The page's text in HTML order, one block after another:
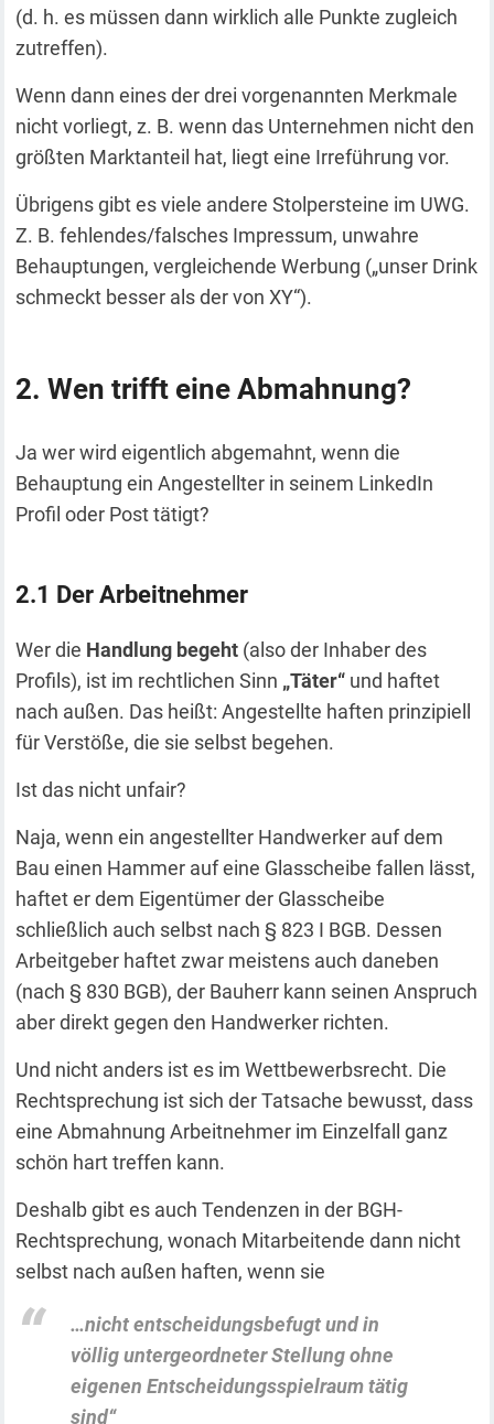
(d. h. es müssen dann wirklich alle Punkte zugleich
zutreffen).
Wenn dann eines der drei vorgenannten Merkmale
nicht vorliegt, z. B. wenn das Unternehmen nicht den
größten Marktanteil hat, liegt eine Irreführung vor.
Übrigens gibt es viele andere Stolpersteine im UWG.
Z. B. fehlendes/falsches Impressum, unwahre
Behauptungen, vergleichende Werbung („unser Drink
schmeckt besser als der von XY“).
Wen trifft eine Abmahnung?
Ja wer wird eigentlich abgemahnt, wenn die
Behauptung ein Angestellter in seinem LinkedIn
Profil oder Post tätigt?
Der Arbeitnehmer
Wer die Handlung begeht (also der Inhaber des
Profils), ist im rechtlichen Sinn „Täter“ und haftet
nach außen. Das heißt: Angestellte haften prinzipiell
für Verstöße, die sie selbst begehen.
Ist das nicht unfair?
Naja, wenn ein angestellter Handwerker auf dem
Bau einen Hammer auf eine Glasscheibe fallen lässt,
haftet er dem Eigentümer der Glasscheibe
schließlich auch selbst nach § 823 I BGB. Dessen
Arbeitgeber haftet zwar meistens auch daneben
(nach § 830 BGB), der Bauherr kann seinen Anspruch
aber direkt gegen den Handwerker richten.
Und nicht anders ist es im Wettbewerbsrecht. Die
Rechtsprechung ist sich der Tatsache bewusst, dass
eine Abmahnung Arbeitnehmer im Einzelfall ganz
schön hart treffen kann.
Deshalb gibt es auch Tendenzen in der BGH-
Rechtsprechung, wonach Mitarbeitende dann nicht
selbst nach außen haften, wenn sie
…nicht entscheidungsbefugt und in
völlig untergeordneter Stellung ohne
eigenen Entscheidungsspielraum tätig
sind“